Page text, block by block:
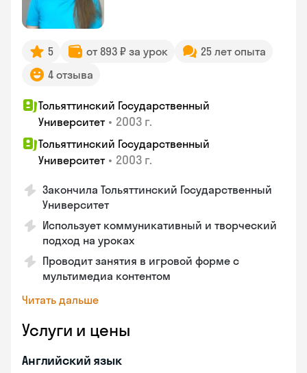
5 от 893 ₽ за урок
25 лет опыта
4 отзыва
Тольяттинский Государственный
Университет • 2003 г.
Тольяттинский Государственный
Университет • 2003 г.
Закончила Тольяттинский Государственный
Университет
Использует коммуникативный и творческий
подход на уроках
Проводит занятия в игровой форме с
мультимедиа контентом
Читать дальше
Услуги и цены
Английский язык